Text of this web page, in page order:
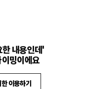
내용인데'
밍이에요
이용하기